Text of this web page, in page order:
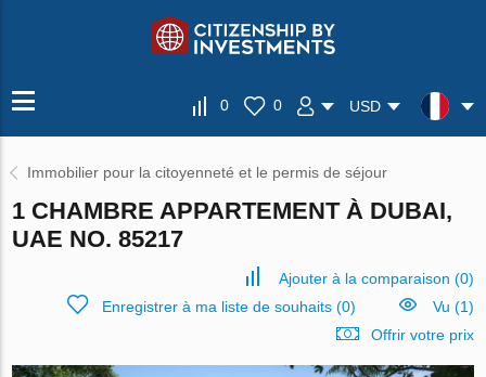
0 0 USD
Immobilier pour la citoyenneté et le permis de séjour
1 CHAMBRE APPARTEMENT À DUBAI,
UAE NO. 85217
Ajouter à la comparaison (0)
Enregistrer à ma liste de souhaits(0)
Vu (1)
Offrir votre prix